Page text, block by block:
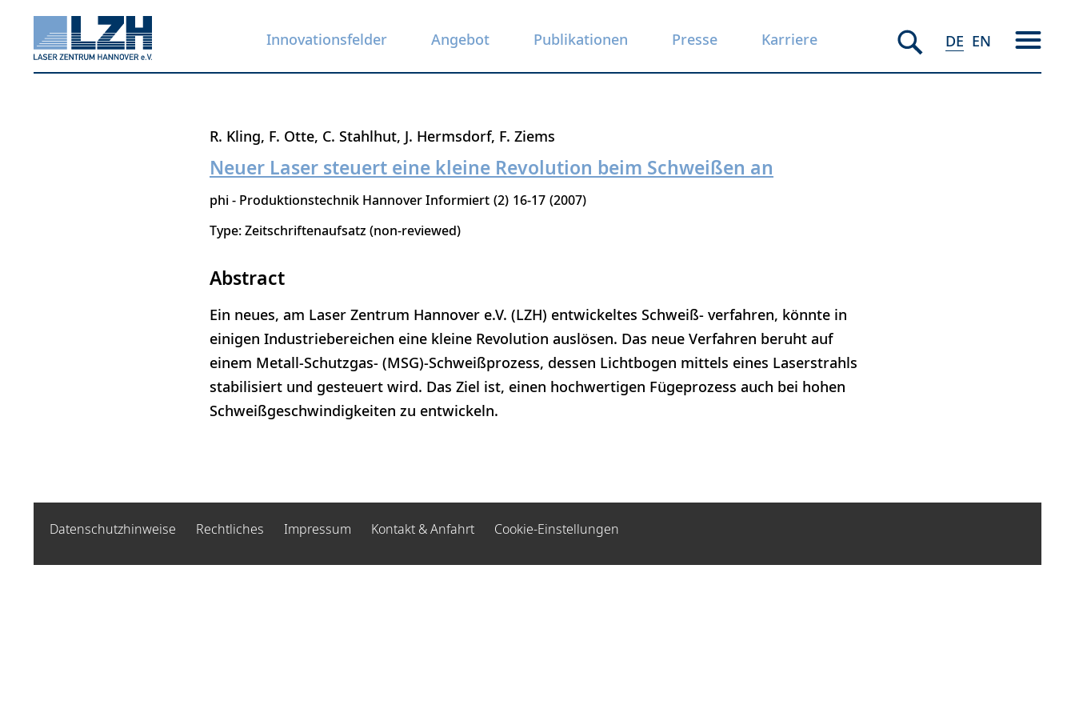
Innovationsfelder Angebot Publikationen Presse Karriere DE EN
R. Kling F. Otte C. Stahlhut J. Hermsdorf F. Ziems
Neuer Laser steuert eine kleine Revolution beim Schweißen an
phi - Produktionstechnik Hannover Informiert 2 16-17 2007
Type: Zeitschriftenaufsatz (non-reviewed)
Abstract
Ein neues, am Laser Zentrum Hannover e.V. (LZH) entwickeltes Schweiß- verfahren, könnte in
einigen Industriebereichen eine kleine Revolution auslösen. Das neue Verfahren beruht auf
einem Metall-Schutzgas- (MSG)-Schweißprozess, dessen Lichtbogen mittels eines Laserstrahls
stabilisiert und gesteuert wird. Das Ziel ist, einen hochwertigen Fügeprozess auch bei hohen
Schweißgeschwindigkeiten zu entwickeln.
Datenschutzhinweise Rechtliches Impressum Kontakt & Anfahrt Cookie-Einstellungen